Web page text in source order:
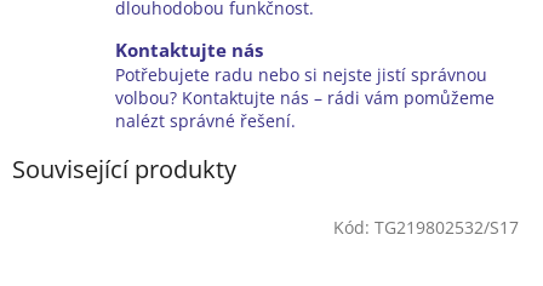
dlouhodobou funkčnost.
Kontaktujte nás
Potřebujete radu nebo si nejste jistí správnou
volbou? Kontaktujte nás – rádi vám pomůžeme
nalézt správné řešení.
Související produkty
Kód: TG219802532/S17